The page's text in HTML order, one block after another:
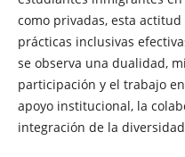
como privadas, esta
prácticas inclusivas
se observa una dualidad,
participación y el trabajo
apoyo institucional, la
integración de la